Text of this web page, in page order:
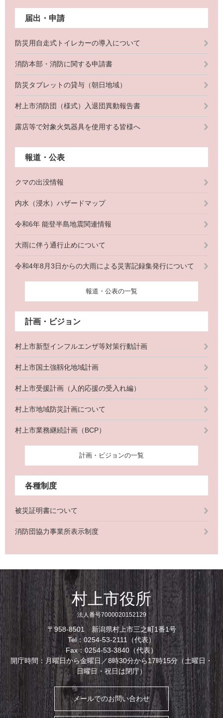
届出・申請
防災用自走式トイレカーの導入について
消防本部・消防に関する申請書
防災タブレットの貸与（朝日地域）
村上市消防団（様式）入退団異動報告書
露店等で対象火気器具を使用する皆様へ
報道・公表
クマの出没情報
内水（浸水）ハザードマップ
令和6年 能登半島地震関連情報
大雨に伴う通行止めについて
令和4年8月3日からの大雨による災害記録集発行について
報道・公表の一覧
計画・ビジョン
村上市新型インフルエンザ等対策行動計画
村上市国土強靱化地域計画
村上市受援計画（人的応援の受入れ編）
村上市地域防災計画について
村上市業務継続計画（BCP）
計画・ビジョンの一覧
各種制度
被災証明書について
消防団協力事業所表示制度
村上市役所
法人番号7000020152129
〒958-8501 新潟県村上市三之町1番1号
Tel：0254-53-2111（代表）
Fax：0254-53-3840（代表）
開庁時間：月曜日から金曜日／8時30分から17時15分（土曜日・
日曜日・祝日は閉庁）
メールでのお問い合わせ